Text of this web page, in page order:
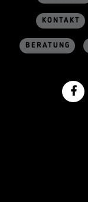
KONTAKT
BERATUNG